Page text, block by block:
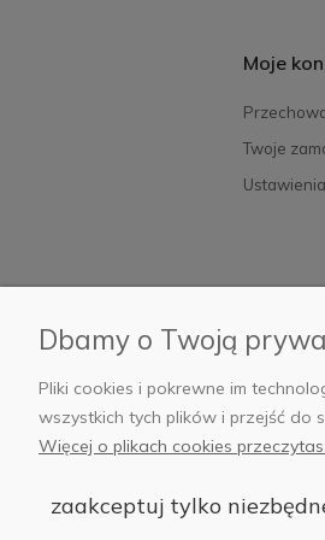
Moje
Twoje
Dbamy o Twoją
Pliki cookies i pokrewne im
wszystkich tych plików i przejść do
Więcej o plikach cookies
zaakceptuj tylko